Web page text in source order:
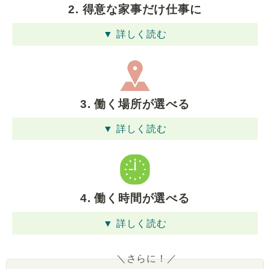
2. 得意な家事だけ仕事に
▼ 詳しく読む
3. 働く場所が選べる
▼ 詳しく読む
4. 働く時間が選べる
▼ 詳しく読む
＼さらに！／